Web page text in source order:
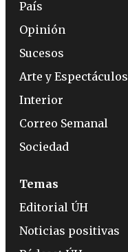
País
Opinión
Sucesos
Arte y Espectáculos
Interior
Correo Semanal
Sociedad
Temas
Editorial ÚH
Noticias positivas